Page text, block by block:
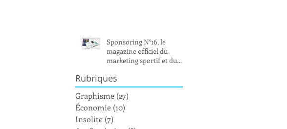
Sponsoring N°16, le
magazine officiel du
marketing sportif et du
Rubriques
Graphisme (27)
Économie (10)
Insolite (7)